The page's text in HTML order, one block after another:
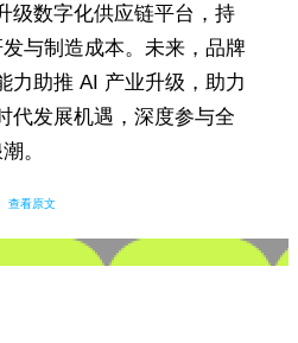
级数字化供应链平台，持
与制造成本。未来，品牌
力助推 AI 产业升级，助力
代发展机遇，深度参与全
。
查看原文